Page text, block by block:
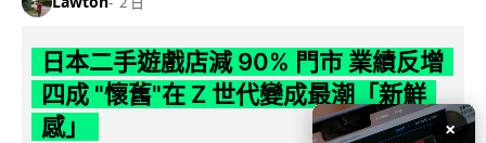
日本二手遊戲店減 90% 門市 業績反增
四成 "懷舊"在 Z 世代變成最潮「新鮮
感」
×